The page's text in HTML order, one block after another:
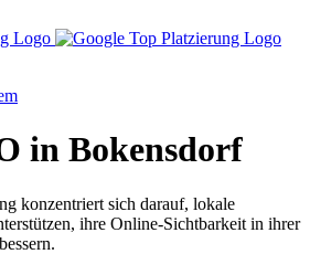
in Bokensdorf
konzentriert sich darauf, lokale
ihre Online-Sichtbarkeit in ihrer